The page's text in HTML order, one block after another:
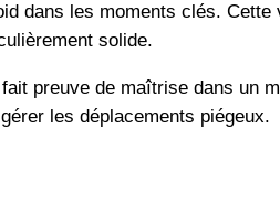
dans les moments clés. Cette
solide.
preuve de maîtrise dans un
les déplacements piégeux.